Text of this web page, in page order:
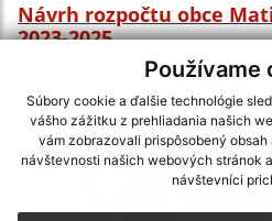
Používame
Súbory cookie a ďalšie technológie
vášho zážitku z prehliadania našich
vám zobrazovali prispôsobený
návštevnosti našich webových stránok
návštevníci
Návrh rozpočtu obce
2023-2025